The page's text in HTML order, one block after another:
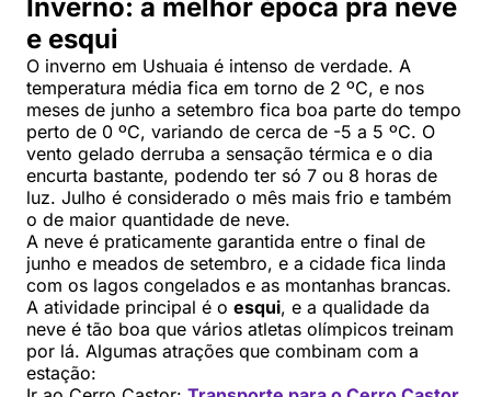
Inverno: a melhor época pra neve
e esqui
O inverno em Ushuaia é intenso de verdade. A
temperatura média fica em torno de 2 ºC, e nos
meses de junho a setembro fica boa parte do tempo
perto de 0 ºC, variando de cerca de -5 a 5 ºC. O
vento gelado derruba a sensação térmica e o dia
encurta bastante, podendo ter só 7 ou 8 horas de
luz. Julho é considerado o mês mais frio e também
o de maior quantidade de neve.
A neve é praticamente garantida entre o final de
junho e meados de setembro, e a cidade fica linda
com os lagos congelados e as montanhas brancas.
A atividade principal é o esqui, e a qualidade da
neve é tão boa que vários atletas olímpicos treinam
por lá. Algumas atrações que combinam com a
estação: